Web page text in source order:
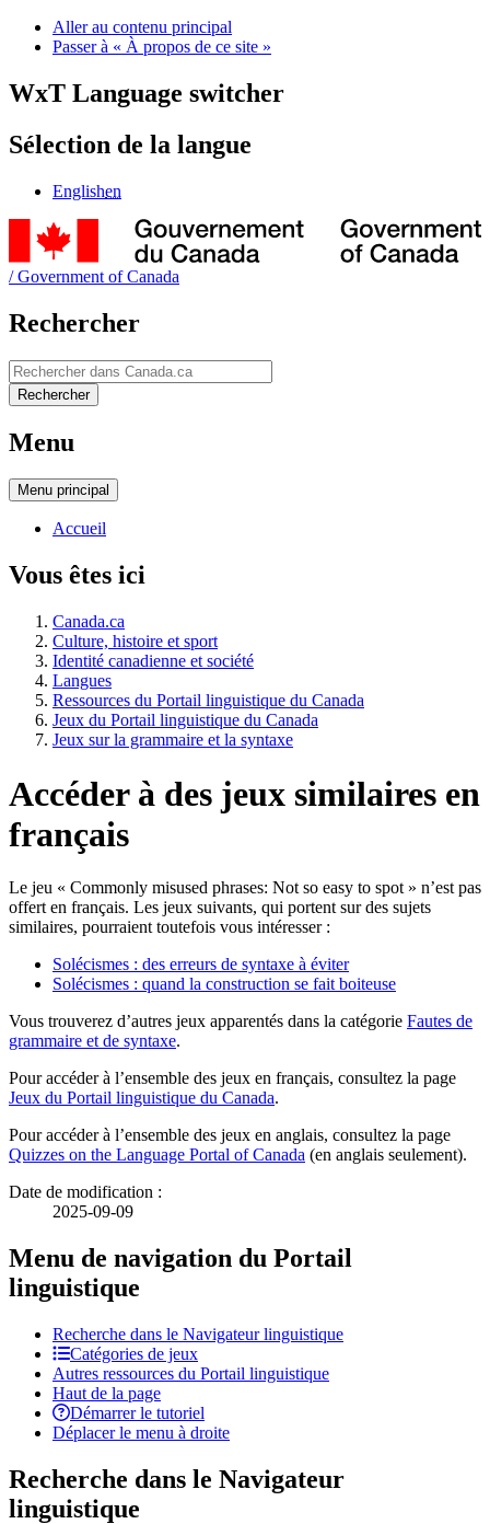
Aller au contenu principal
Passer à « À propos de ce site »
WxT Language switcher
Sélection de la langue
Englishen
/Government of Canada
Rechercher
Rechercher
Rechercher
Menu
Menu principal
Accueil
Vous êtes ici
Canada.ca
Culture, histoire et sport
Identité canadienne et société
Langues
Ressources du Portail linguistique du Canada
Jeux du Portail linguistique du Canada
Jeux sur la grammaire et la syntaxe
Accéder à des jeux similaires en
français
Le jeu « Commonly misused phrases: Not so easy to spot » n’est pas
offert en français. Les jeux suivants, qui portent sur des sujets
similaires, pourraient toutefois vous intéresser :
Solécismes : des erreurs de syntaxe à éviter
Solécismes : quand la construction se fait boiteuse
Vous trouverez d’autres jeux apparentés dans la catégorie Fautes de
grammaire et de syntaxe.
Pour accéder à l’ensemble des jeux en français, consultez la page
Jeux du Portail linguistique du Canada.
Pour accéder à l’ensemble des jeux en anglais, consultez la page
Quizzes on the Language Portal of Canada (en anglais seulement).
Date de modification :
2025-09-09
Menu de navigation du Portail
linguistique
Recherche dans le Navigateur linguistique
Catégories de jeux
Autres ressources du Portail linguistique
Haut de la page
Démarrer le tutoriel
Déplacer le menu à droite
Recherche dans le Navigateur
linguistique